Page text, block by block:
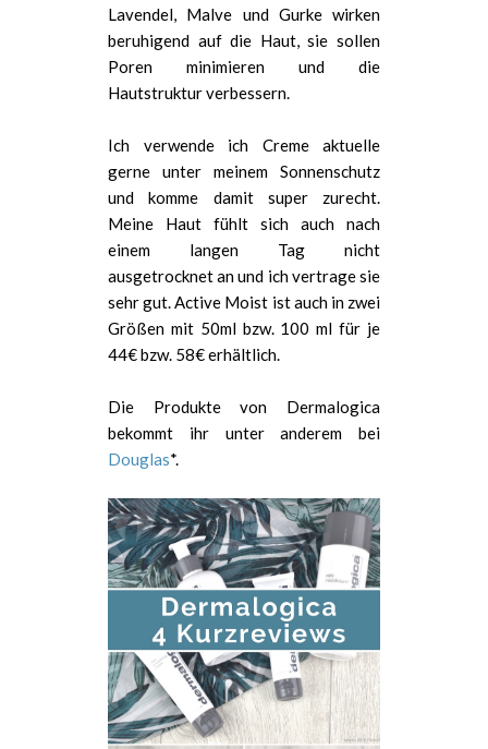
Lavendel, Malve und Gurke wirken
beruhigend auf die Haut, sie sollen
Poren minimieren und die
Hautstruktur verbessern.
Ich verwende ich Creme aktuelle
gerne unter meinem Sonnenschutz
und komme damit super zurecht.
Meine Haut fühlt sich auch nach
einem langen Tag nicht
ausgetrocknet an und ich vertrage sie
sehr gut. Active Moist ist auch in zwei
Größen mit 50ml bzw. 100 ml für je
44€ bzw. 58€ erhältlich.
Die Produkte von Dermalogica
bekommt ihr unter anderem bei
Douglas*.